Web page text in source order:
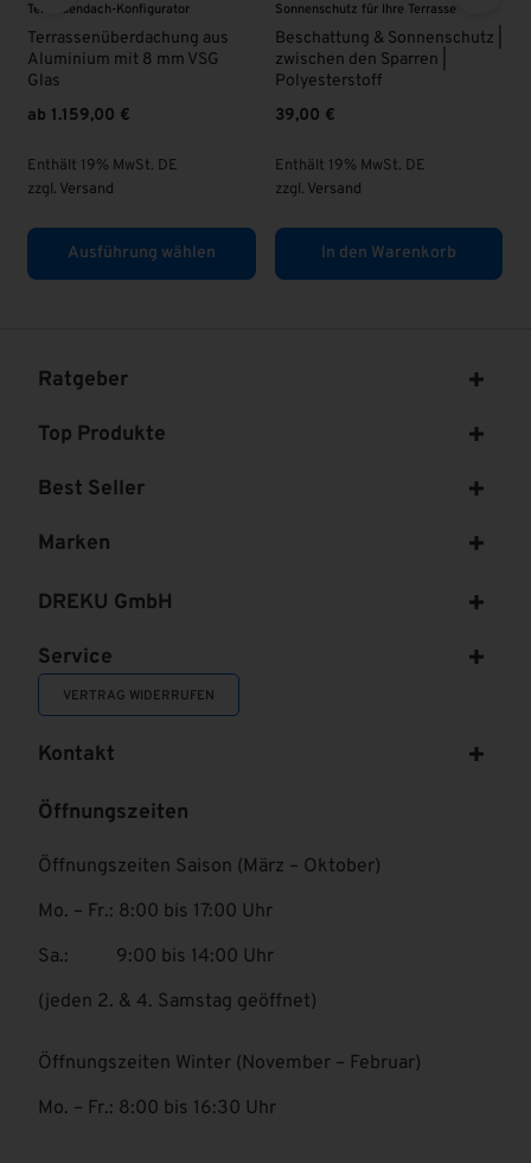
aus
VSG
Sonnenschutz für Ihre Terrasse
Beschattung & Sonnenschutz |
zwischen den Sparren |
39,00
Enthält 19% MwSt. DE
In den Warenkorb
VSG - Glas
VSG Glas 8 mm |
63,00
In den
Ratgeber
Top Produkte
Best Seller
Marken
DREKU GmbH
Service
VERTRAG WIDERRUFEN
Kontakt
Öffnungszeiten
Öffnungszeiten Saison (März – Oktober)
Mo. – Fr.: 8:00 bis 17:00 Uhr
Sa.: 9:00 bis 14:00 Uhr
(jeden 2. & 4. Samstag geöffnet)
Öffnungszeiten Winter (November – Februar)
Mo. – Fr.: 8:00 bis 16:30 Uhr